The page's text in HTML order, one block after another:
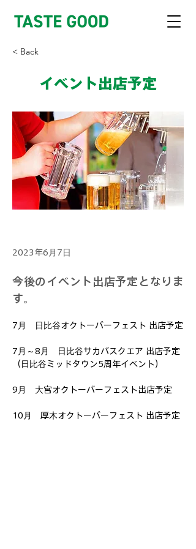
< Back
イベント出店予定
2023年6月7日
今後のイベント出店予定となりま
す。
7月　日比谷オクトーバーフェスト 出店予定
7月～8月　日比谷サカバスクエア 出店予定
（日比谷ミッドタウン5周年イベント）
9月　大宮オクトーバーフェスト出店予定
10月　厚木オクトーバーフェスト 出店予定